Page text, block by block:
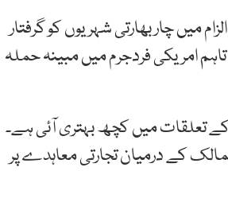
الزام میں چار بھارتی شہریوں کو گرفتار
امریکی فردجرم میں مبینہ حملہ
کے تعلقات میں کچھ بہتری آئی ہے۔
کے درمیان تجارتی معاہدے پر